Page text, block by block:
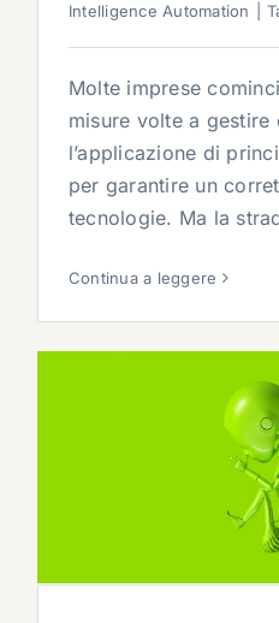
Intelligence Automation
Molte imprese
misure volte a gestire
l’applicazione di
per garantire un
tecnologie. Ma la
Continua a leggere